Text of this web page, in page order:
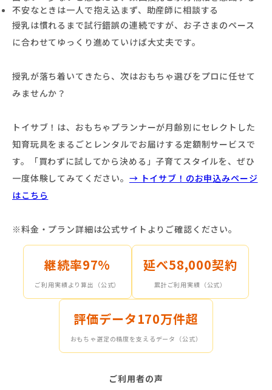
不安なときは一人で抱え込まず、助産師に相談する
授乳は慣れるまで試行錯誤の連続ですが、お子さまのペース
に合わせてゆっくり進めていけば大丈夫です。
授乳が落ち着いてきたら、次はおもちゃ選びをプロに任せて
みませんか？
トイサブ！は、おもちゃプランナーが月齢別にセレクトした
知育玩具をまるごとレンタルでお届けする定額制サービスで
す。「買わずに試してから決める」子育てスタイルを、ぜひ
一度体験してみてください。 → トイサブ！のお申込みページ
はこちら
※料金・プラン詳細は公式サイトよりご確認ください。
継続率97%
ご利用実績より算出（公式）
延べ58,000契約
累計ご利用実績（公式）
評価データ170万件超
おもちゃ選定の精度を支えるデータ（公式）
ご利用者の声